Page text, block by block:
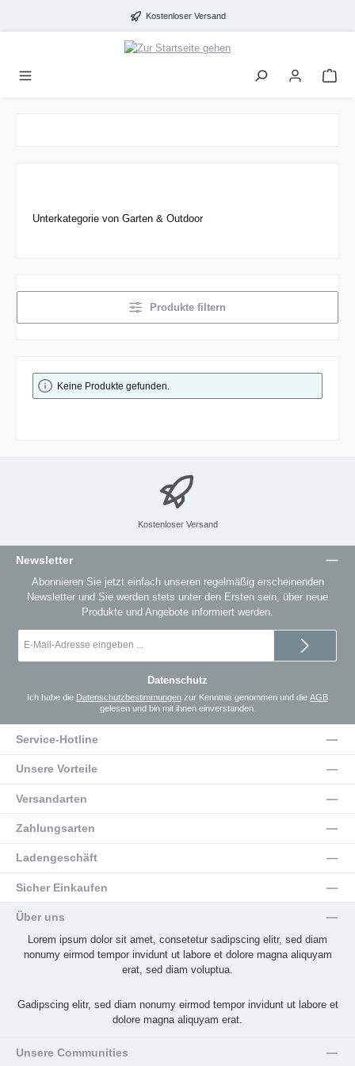
Kostenloser Versand
Unterkategorie von Garten & Outdoor
Produkte filtern
Keine Produkte gefunden.
Kostenloser Versand
Newsletter
Abonnieren Sie jetzt einfach unseren regelmäßig erscheinenden
Newsletter und Sie werden stets unter den Ersten sein, über neue
Produkte und Angebote informiert werden.
Mail-
Datenschutz
Ich habe die Datenschutzbestimmungen zur Kenntnis genommen und die AGB
gelesen und bin mit ihnen einverstanden.
Service-Hotline
Unsere Vorteile
Versandarten
Zahlungsarten
Ladengeschäft
Sicher Einkaufen
Über uns
Lorem ipsum dolor sit amet, consetetur sadipscing elitr, sed diam
nonumy eirmod tempor invidunt ut labore et dolore magna aliquyam
erat, sed diam voluptua.
Gadipscing elitr, sed diam nonumy eirmod tempor invidunt ut labore et
dolore magna aliquyam erat.
Unsere Communities